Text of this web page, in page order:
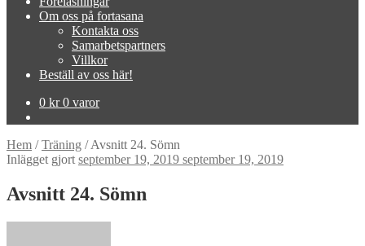
Om oss på fortasana
Kontakta oss
Samarbetspartners
Villkor
Beställ av oss här!
0 kr 0 varor
Hem /Träning /Avsnitt 24. Sömn
Inlägget gjort september 19, 2019 september 19, 2019
Avsnitt 24. Sömn